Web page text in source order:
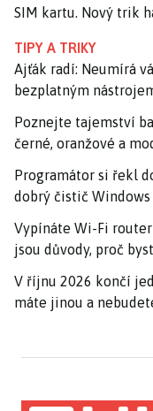
SIM kartu. Nový trik
TIPY A TRIKY
Ajťák radí: Neumírá
bezplatným
Poznejte tajemství
černé, oranžové a
Programátor si řekl
dobrý čistič
Vypínáte Wi-Fi
jsou důvody, proč
V říjnu 2026 končí
máte jinou a